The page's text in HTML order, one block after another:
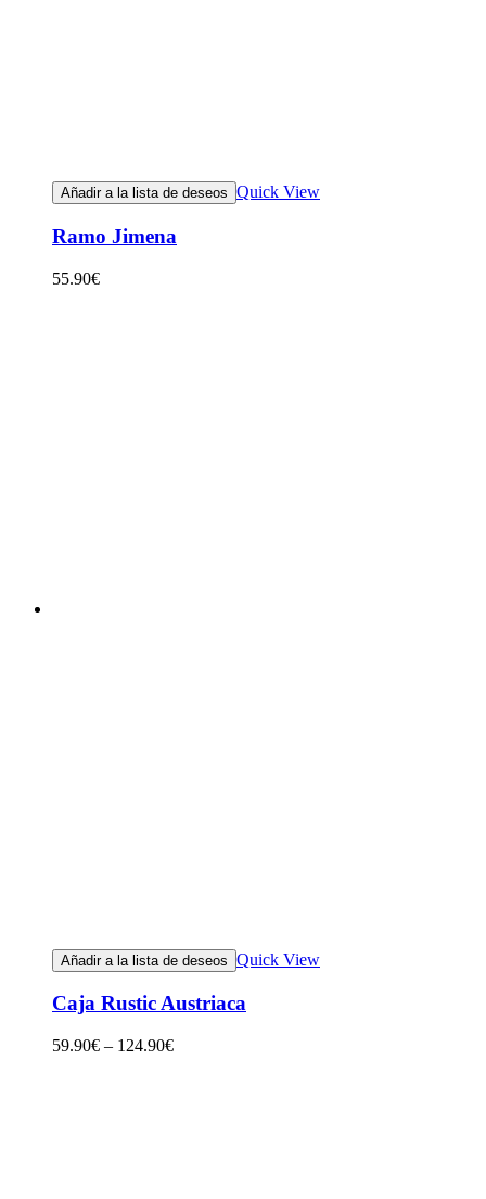
Añadir a la lista de deseos Quick View
Ramo Jimena
55.90€
Añadir a la lista de deseos Quick View
Caja Rustic Austriaca
59.90€ – 124.90€